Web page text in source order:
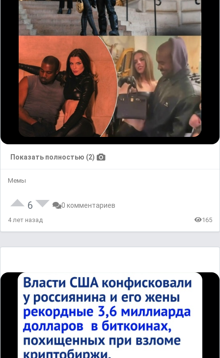
Показать полностью (2)
Мемы
6 0 комментариев
4 лет назад 165